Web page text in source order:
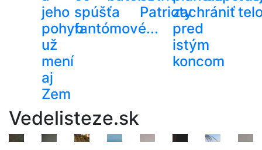
jeho
pohyb
už
mení
aj
Zem
spúšťa
fantómové...
Patriotyzachrániť
pred
istým
koncom
Vedelisteze.sk